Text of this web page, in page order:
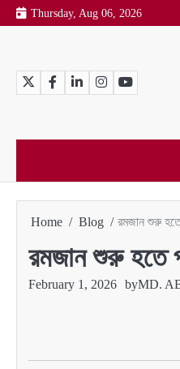
Skip
to
Thursday, Aug 06, 2026
TwitterFacebookLinkedInInstagramYouTube
Home Blog রমজান শুরু হতে
রমজান শুরু হতে
February 1, 2026 byMD.